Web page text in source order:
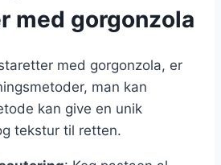
med gorgonzola
med gorgonzola, er
man kan
kan give en unik
tekstur til retten.